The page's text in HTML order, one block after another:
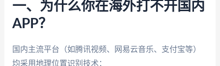
一、为什么你在海外打不开国内
APP？
国内主流平台（如腾讯视频、网易云音乐、支付宝等）
均采用地理位置识别技术：